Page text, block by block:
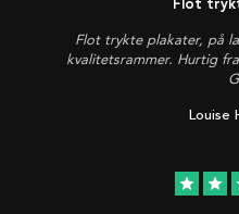
Flot
Flot trykte plakater, på
kvalitetsrammer. Hurtig
Louise
star star